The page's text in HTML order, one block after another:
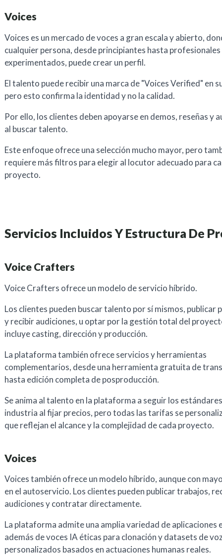
Voices
Voices es un mercado de voces a gran escala y abierto,
cualquier persona, desde principiantes hasta profesionales
experimentados, puede crear un perfil.
El talento puede recibir una marca de "Voices Verified" en
pero esto confirma la identidad y no la calidad.
Por ello, los clientes deben apoyarse en demos, reseñas y
al buscar talento.
Este enfoque ofrece una selección mucho mayor, pero
requiere más filtros para elegir al locutor adecuado para
proyecto.
Servicios Incluidos Y Estructura De
Voice Crafters
Voice Crafters ofrece un modelo de servicio híbrido.
Los clientes pueden buscar talento por sí mismos, publicar
y recibir audiciones, u optar por la gestión total del
incluye casting, dirección y producción.
La plataforma también ofrece servicios y herramientas
complementarios, desde una herramienta gratuita de
hasta edición completa de posproducción.
Se anima al talento en la plataforma a seguir los
industria al fijar precios, pero todas las tarifas se
que reflejan el alcance y la complejidad de cada proyecto.
Voices
Voices también ofrece un modelo híbrido, aunque con
en el autoservicio. Los clientes pueden publicar trabajos,
audiciones y contratar directamente.
La plataforma admite una amplia variedad de aplicaciones
además de voces IA éticas para clonación y datasets de
personalizados basados en actuaciones humanas reales.